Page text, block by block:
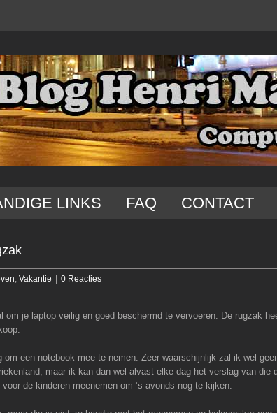
LINKS FAQ CONTACT
, Vakantie 0 Reacties
om je laptop veilig en goed beschermd te vervoeren. De rugzak
een notebook mee te nemen. Zeer waarschijnlijk zal ik wel
maar ik kan dan wel alvast elke dag het verslag van die
de kinderen meenemen om ’s avonds nog te kijken.